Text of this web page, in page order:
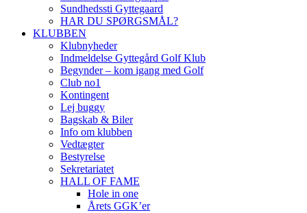
Sundhedssti Gyttegaard
HAR DU SPØRGSMÅL?
KLUBBEN
Klubnyheder
Indmeldelse Gyttegård Golf Klub
Begynder – kom igang med Golf
Club no1
Kontingent
Lej buggy
Bagskab & Biler
Info om klubben
Vedtægter
Bestyrelse
Sekretariatet
HALL OF FAME
Hole in one
Årets GGK’er